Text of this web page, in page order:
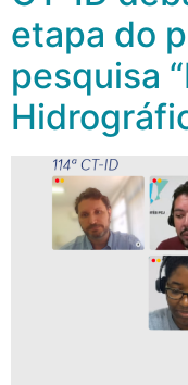
etapa do
pesquisa